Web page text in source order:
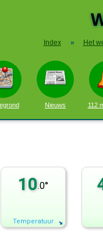
Index » Het
Nieuws 112
10.0°
Temperatuur